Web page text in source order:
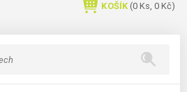
KOŠÍK (0 Ks, 0 Kč)